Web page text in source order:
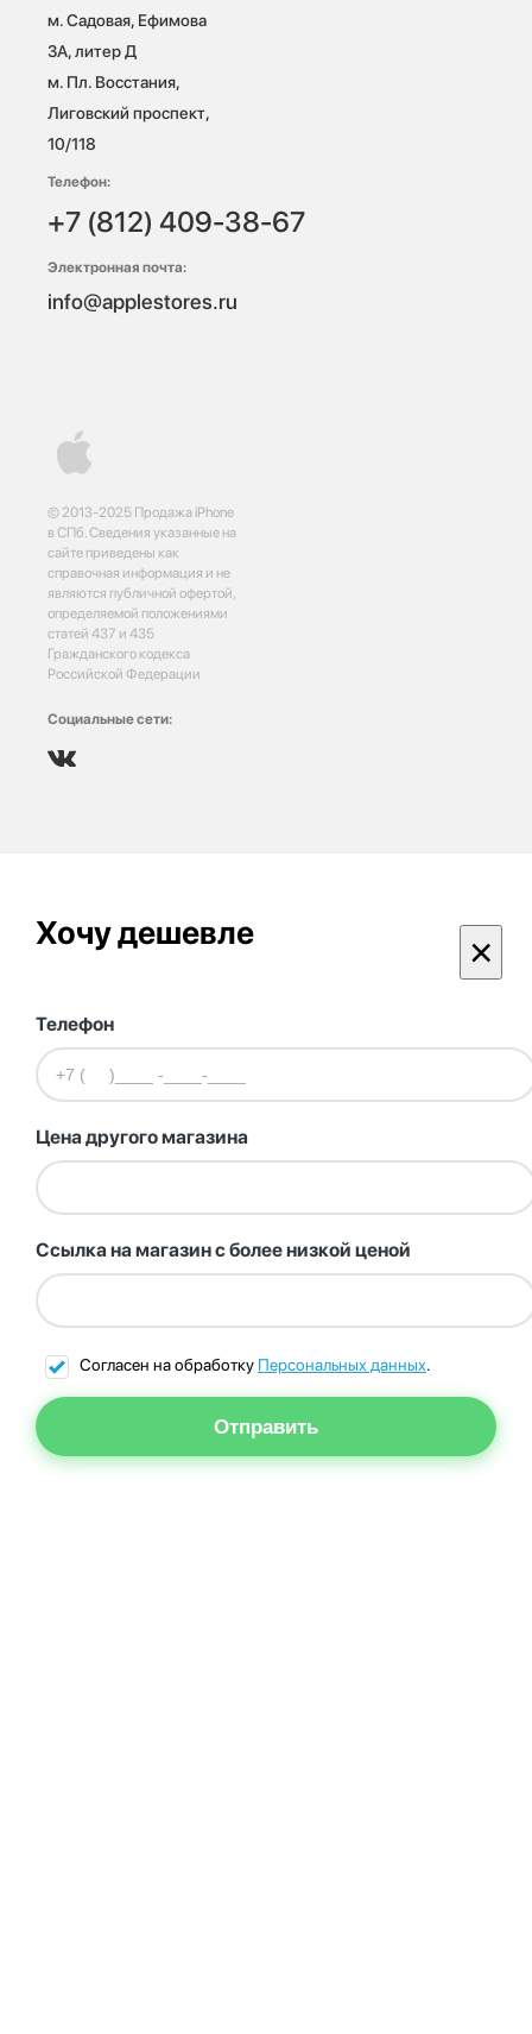
© 2013-2025 Продажа iPhone
в СПб. Сведения указанные на
сайте приведены как
справочная информация и не
являются публичной офертой,
определяемой положениями
статей 437 и 435
Гражданского кодекса
Российской Федерации
Социальные сети:
м. Садовая, Ефимова
3А, литер Д
м. Пл. Восстания,
Лиговский проспект,
10/118
Телефон:
+7 (812) 409-38-67
Электронная почта:
info@applestores.ru
Хочу дешевле ×
Телефон
Цена другого магазина
Ссылка на магазин с более низкой ценой
Согласен на обработку Персональных данных.
Отправить